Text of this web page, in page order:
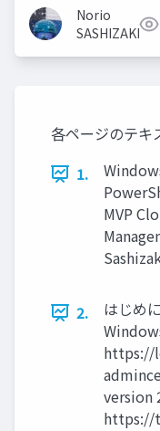
Norio
SASHIZAKI
各ページのテキ
1.
MVP
2.
はじめ
https://
version
https://